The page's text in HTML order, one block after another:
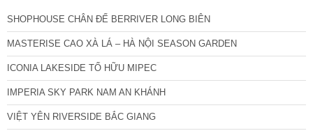
SHOPHOUSE CHÂN ĐẾ BERRIVER LONG BIÊN
MASTERISE CAO XÀ LÁ – HÀ NỘI SEASON GARDEN
ICONIA LAKESIDE TỐ HỮU MIPEC
IMPERIA SKY PARK NAM AN KHÁNH
VIỆT YÊN RIVERSIDE BẮC GIANG